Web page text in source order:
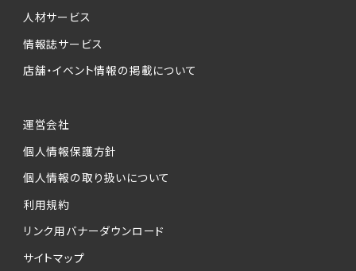
人材サービス
情報誌サービス
店舗・イベント情報の掲載について
運営会社
個人情報保護方針
個人情報の取り扱いについて
利用規約
リンク用バナーダウンロード
サイトマップ